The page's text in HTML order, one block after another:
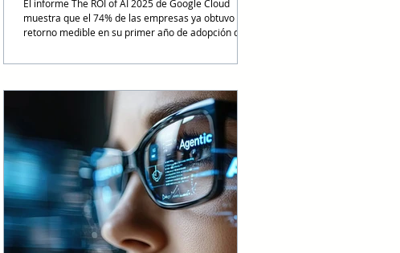
El informe The ROI of AI 2025 de Google Cloud
muestra que el 74% de las empresas ya obtuvo un
retorno medible en su primer año de adopción de
agentes autónomos y la automatización avanzada
corporativas. El informe The ROI of AI 2025 de
Google Cloud destaca que la IA está mejorando
procesos esenciales sin necesidad de renovar la
infraestructura existente En su nuevo informe glob